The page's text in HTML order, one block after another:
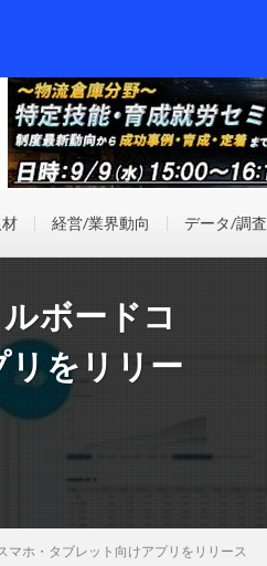
経営/業界動向 データ/調査
ボードコ
をリリー
ホ・タブレット向けアプリをリリース